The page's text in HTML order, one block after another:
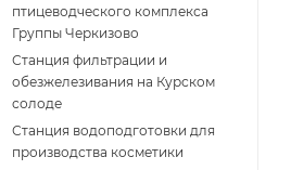
птицеводческого комплекса
Группы Черкизово
Станция фильтрации и
обезжелезивания на Курском
солоде
Станция водоподготовки для
производства косметики